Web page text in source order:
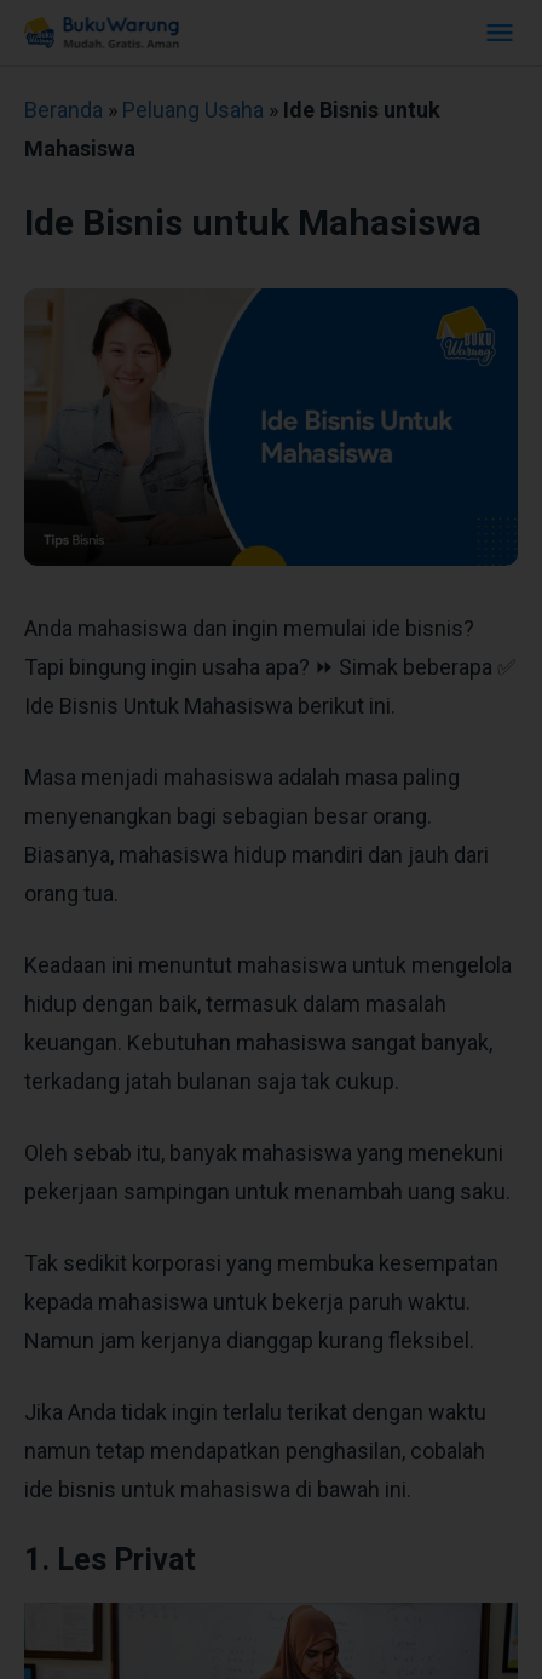
Beranda » Peluang Usaha » Ide Bisnis untuk
Mahasiswa
Ide Bisnis untuk Mahasiswa
Anda mahasiswa dan ingin memulai ide bisnis?
Tapi bingung ingin usaha apa? ⏩ Simak beberapa ✅
Ide Bisnis Untuk Mahasiswa berikut ini.
Masa menjadi mahasiswa adalah masa paling
menyenangkan bagi sebagian besar orang.
Biasanya, mahasiswa hidup mandiri dan jauh dari
orang tua.
Keadaan ini menuntut mahasiswa untuk mengelola
hidup dengan baik, termasuk dalam masalah
keuangan. Kebutuhan mahasiswa sangat banyak,
terkadang jatah bulanan saja tak cukup.
Oleh sebab itu, banyak mahasiswa yang menekuni
pekerjaan sampingan untuk menambah uang saku.
Tak sedikit korporasi yang membuka kesempatan
kepada mahasiswa untuk bekerja paruh waktu.
Namun jam kerjanya dianggap kurang fleksibel.
Jika Anda tidak ingin terlalu terikat dengan waktu
namun tetap mendapatkan penghasilan, cobalah
ide bisnis untuk mahasiswa di bawah ini.
1. Les Privat